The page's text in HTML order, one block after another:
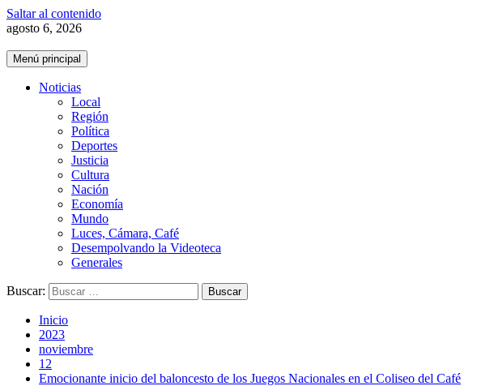
Saltar al contenido
agosto 6, 2026
Menú principal
Noticias
Local
Región
Política
Deportes
Justicia
Cultura
Nación
Economía
Mundo
Luces, Cámara, Café
Desempolvando la Videoteca
Generales
Buscar:
Inicio
2023
noviembre
12
Emocionante inicio del baloncesto de los Juegos Nacionales en el Coliseo del Café